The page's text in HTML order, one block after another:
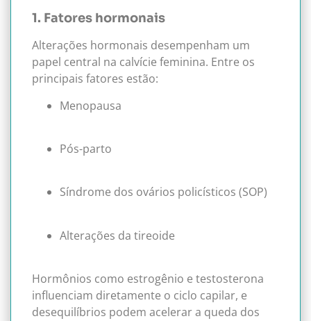
1. Fatores hormonais
Alterações hormonais desempenham um
papel central na calvície feminina. Entre os
principais fatores estão:
Menopausa
Pós-parto
Síndrome dos ovários policísticos (SOP)
Alterações da tireoide
Hormônios como estrogênio e testosterona
influenciam diretamente o ciclo capilar, e
desequilíbrios podem acelerar a queda dos